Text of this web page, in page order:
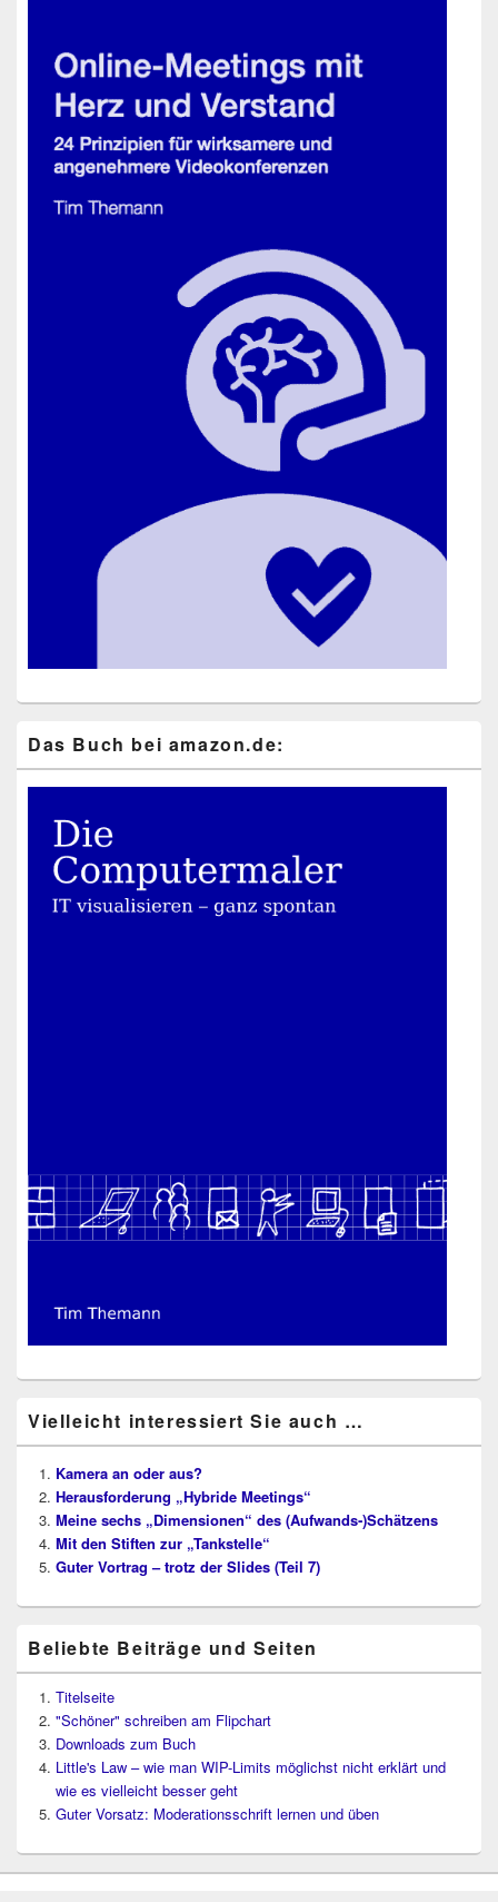
Das Buch bei ama​zon​.de:
Vielleicht interessiert Sie auch …
Kamera an oder aus?
Herausforderung „Hybride Meetings“
Meine sechs „Dimensionen“ des (Aufwands‑)Schätzens
Mit den Stiften zur „Tankstelle“
Guter Vortrag – trotz der Slides (Teil 7)
Beliebte Beiträge und Seiten
Titelseite
"Schöner" schreiben am Flipchart
Downloads zum Buch
Little's Law – wie man WIP-Limits möglichst nicht erklärt und
wie es vielleicht besser geht
Guter Vorsatz: Moderationsschrift lernen und üben